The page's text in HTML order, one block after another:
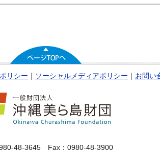
リシー ｜ ソーシャルメディアポリシー ｜ お問い
48-3645 Fax：0980-48-3900